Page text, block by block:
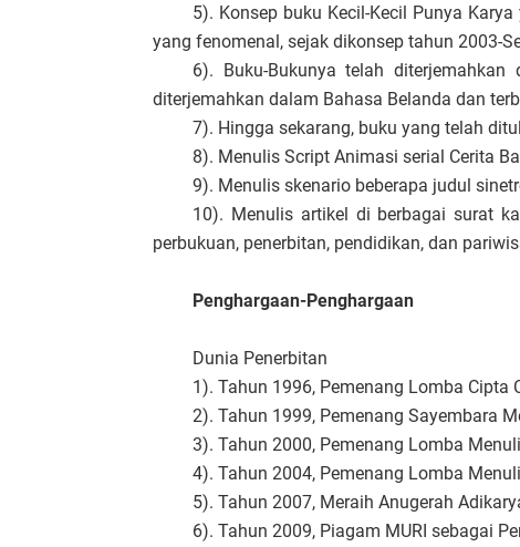
5). Konsep buku Kecil-Kecil Punya
yang fenomenal, sejak dikonsep tahun 2003-
6). Buku-Bukunya telah
diterjemahkan dalam Bahasa Belanda dan
7). Hingga sekarang, buku yang telah
8). Menulis Script Animasi serial Cerita
9). Menulis skenario beberapa judul
10). Menulis artikel di berbagai surat
perbukuan, penerbitan, pendidikan, dan
Penghargaan-Penghargaan
Dunia Penerbitan
1). Tahun 1996, Pemenang Lomba Cipta
2). Tahun 1999, Pemenang Sayembara
3). Tahun 2000, Pemenang Lomba
4). Tahun 2004, Pemenang Lomba
5). Tahun 2007, Meraih Anugerah
6). Tahun 2009, Piagam MURI sebagai